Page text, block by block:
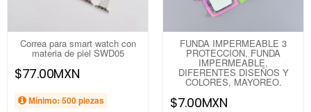
Correa para smart watch con
materia de piel SWD05
$77.00MXN
Mínimo: 500 piezas
FUNDA IMPERMEABLE 3
PROTECCION, FUNDA
IMPERMEABLE,
DIFERENTES DISEÑOS Y
COLORES, MAYOREO.
$7.00MXN